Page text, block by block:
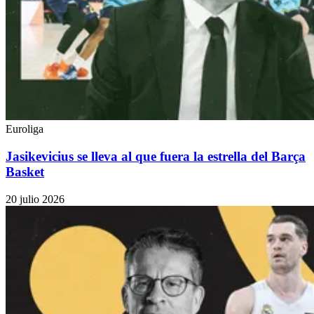
Euroliga
Jasikevicius se lleva al que fuera la estrella del Barça
Basket
20 julio 2026